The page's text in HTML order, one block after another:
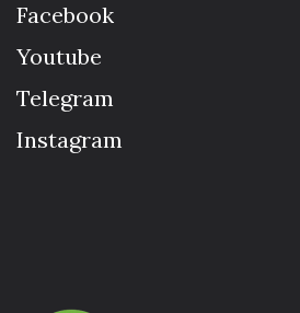
Facebook
Youtube
Telegram
Instagram